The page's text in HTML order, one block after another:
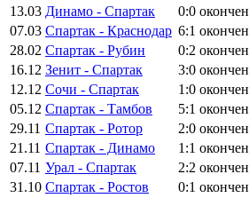
13.03 Динамо - Спартак 0:0 окончен
07.03 Спартак - Краснодар 6:1 окончен
28.02 Спартак - Рубин 0:2 окончен
16.12 Зенит - Спартак 3:0 окончен
12.12 Сочи - Спартак 1:0 окончен
05.12 Спартак - Тамбов 5:1 окончен
29.11 Спартак - Ротор 2:0 окончен
21.11 Спартак - Динамо 1:1 окончен
07.11 Урал - Спартак 2:2 окончен
31.10 Спартак - Ростов 0:1 окончен